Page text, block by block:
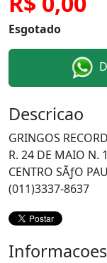
Esgotado
Descricao
GRINGOS
R. 24 DE MAIO N.
CENTRO SÃƒO
(011)3337-8637